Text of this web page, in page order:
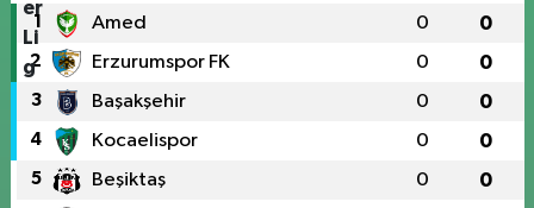
1 Amed 0 0
2 Erzurumspor FK 0 0
3 Başakşehir 0 0
4 Kocaelispor 0 0
5 Beşiktaş 0 0